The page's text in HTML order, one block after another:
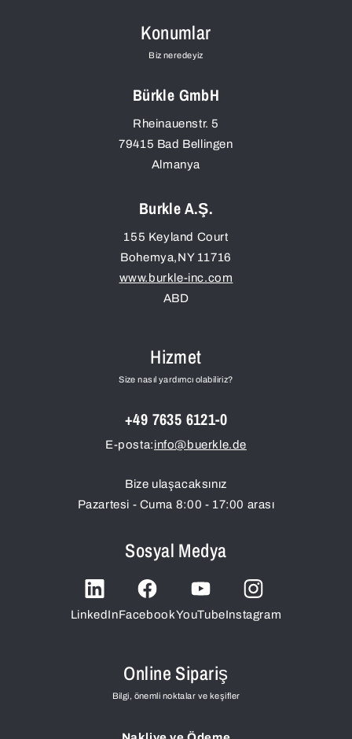
Konumlar
Biz neredeyiz
Bürkle GmbH
Rheinauenstr. 5
79415 Bad Bellingen
Almanya
Burkle A.Ş.
155 Keyland Court
Bohemya,NY 11716
www.burkle-inc.com
ABD
Hizmet
Size nasıl yardımcı olabiliriz?
+49 7635 6121-0
E-posta:info@buerkle.de
Bize ulaşacaksınız
Pazartesi - Cuma 8:00 - 17:00 arası
Sosyal Medya
LinkedInFacebookYouTubeInstagram
Online Sipariş
Bilgi, önemli noktalar ve keşifler